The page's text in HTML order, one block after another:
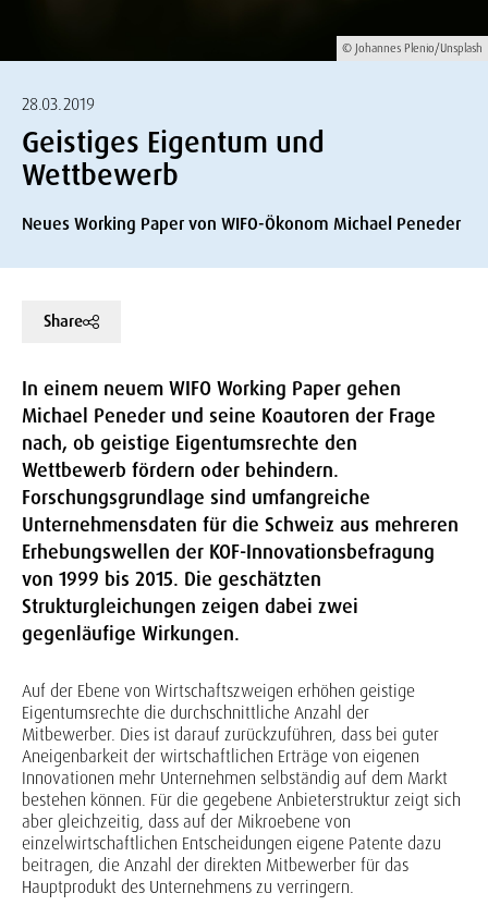
© Johannes Plenio/Unsplash
28.03.2019
Geistiges Eigentum und
Wettbewerb
Neues Working Paper von WIFO-Ökonom Michael Peneder
Share
In einem neuem WIFO Working Paper gehen
Michael Peneder und seine Koautoren der Frage
nach, ob geistige Eigentumsrechte den
Wettbewerb fördern oder behindern.
Forschungsgrundlage sind umfangreiche
Unternehmensdaten für die Schweiz aus mehreren
Erhebungswellen der KOF-Innovationsbefragung
von 1999 bis 2015. Die geschätzten
Strukturgleichungen zeigen dabei zwei
gegenläufige Wirkungen.
Auf der Ebene von Wirtschaftszweigen erhöhen geistige
Eigentumsrechte die durchschnittliche Anzahl der
Mitbewerber. Dies ist darauf zurückzuführen, dass bei guter
Aneigenbarkeit der wirtschaftlichen Erträge von eigenen
Innovationen mehr Unternehmen selbständig auf dem Markt
bestehen können. Für die gegebene Anbieterstruktur zeigt sich
aber gleichzeitig, dass auf der Mikroebene von
einzelwirtschaftlichen Entscheidungen eigene Patente dazu
beitragen, die Anzahl der direkten Mitbewerber für das
Hauptprodukt des Unternehmens zu verringern.